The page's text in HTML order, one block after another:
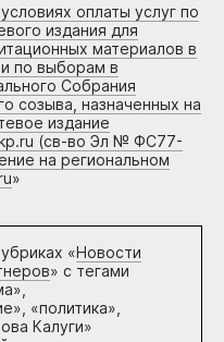
оплаты услуг по
издания для
материалов в
по выборам в
Собрания
созыва, назначенных на
издание
(св-во Эл № ФС77-
на региональном
»
«Новости
» с тегами
«политика»,
Калуги»